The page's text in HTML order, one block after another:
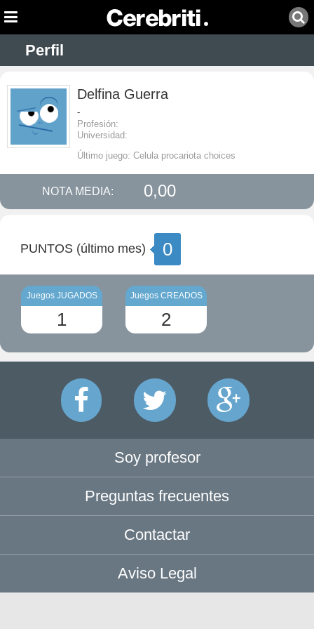
Perfil
Delfina Guerra
-
Profesión:
Universidad:
Último juego: Celula procariota choices
NOTA MEDIA: 0,00
PUNTOS (último mes) 0
Juegos JUGADOS
1
Juegos CREADOS
2
Soy profesor
Preguntas frecuentes
Contactar
Aviso Legal